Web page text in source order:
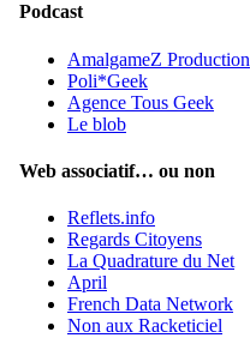
Podcast
AmalgameZ Production
Poli*Geek
Agence Tous Geek
Le blob
Web associatif… ou non
Reflets.info
Regards Citoyens
La Quadrature du Net
April
French Data Network
Non aux Racketiciel